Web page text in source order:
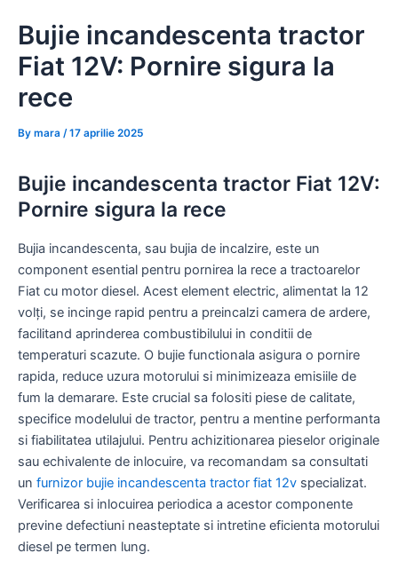
content
Bujie incandescenta tractor
Fiat 12V: Pornire sigura la
rece
By mara /17 aprilie 2025
Bujie incandescenta tractor Fiat 12V:
Pornire sigura la rece
Bujia incandescenta, sau bujia de incalzire, este un
component esential pentru pornirea la rece a tractoarelor
Fiat cu motor diesel. Acest element electric, alimentat la 12
volți, se incinge rapid pentru a preincalzi camera de ardere,
facilitand aprinderea combustibilului in conditii de
temperaturi scazute. O bujie functionala asigura o pornire
rapida, reduce uzura motorului si minimizeaza emisiile de
fum la demarare. Este crucial sa folositi piese de calitate,
specifice modelului de tractor, pentru a mentine performanta
si fiabilitatea utilajului. Pentru achizitionarea pieselor originale
sau echivalente de inlocuire, va recomandam sa consultati
un furnizor bujie incandescenta tractor fiat 12v specializat.
Verificarea si inlocuirea periodica a acestor componente
previne defectiuni neasteptate si intretine eficienta motorului
diesel pe termen lung.